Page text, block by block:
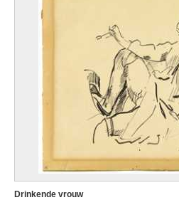
Drinkende vrouw